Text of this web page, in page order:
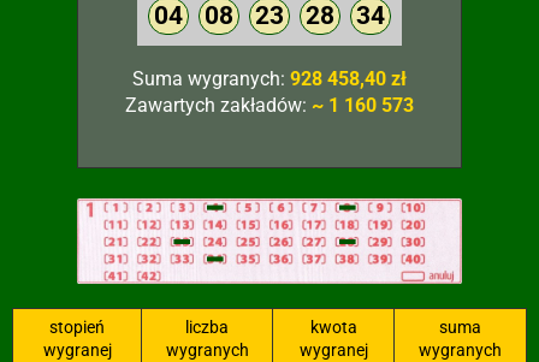
04 08 23 28 34
Suma wygranych: 928 458,40 zł
Zawartych zakładów: ~ 1 160 573
stopień
wygranej
liczba
wygranych
kwota
wygranej
suma
wygranych